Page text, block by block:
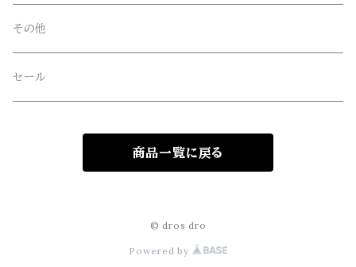
Four Seasons Garage(FSG)
freewaters(フリーウォータース)
GLOMA NAUTICA(グローマノーティカ)
その他
セール
商品一覧に戻る
© dros dro
Powered by